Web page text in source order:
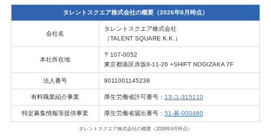
タレントスクエア株式会社の概要（2026年8月時点）
会社名
タレントスクエア株式会社
（TALENT SQUARE K.K.）
本社所在地
〒107-0052
東京都港区赤坂8-11-26 +SHIFT NOGIZAKA 7F
法人番号 9011001145238
有料職業紹介事業 厚生労働省許可番号： 13-ユ-315110
特定募集情報等提供事業 厚生労働省届出番号： 51-募-000460
タレントスクエア株式会社の概要（2026年8月時点）